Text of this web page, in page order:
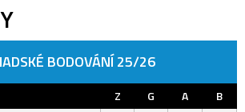
BODOVÁNÍ 25/26
Z G A
B